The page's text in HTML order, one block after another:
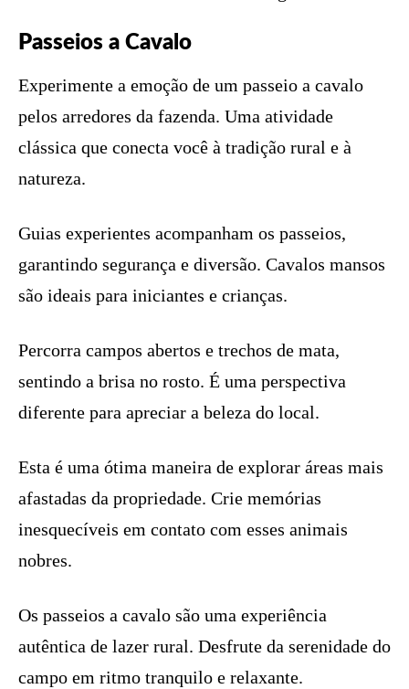
Passeios a Cavalo
Experimente a emoção de um passeio a cavalo
pelos arredores da fazenda. Uma atividade
clássica que conecta você à tradição rural e à
natureza.
Guias experientes acompanham os passeios,
garantindo segurança e diversão. Cavalos mansos
são ideais para iniciantes e crianças.
Percorra campos abertos e trechos de mata,
sentindo a brisa no rosto. É uma perspectiva
diferente para apreciar a beleza do local.
Esta é uma ótima maneira de explorar áreas mais
afastadas da propriedade. Crie memórias
inesquecíveis em contato com esses animais
nobres.
Os passeios a cavalo são uma experiência
autêntica de lazer rural. Desfrute da serenidade do
campo em ritmo tranquilo e relaxante.